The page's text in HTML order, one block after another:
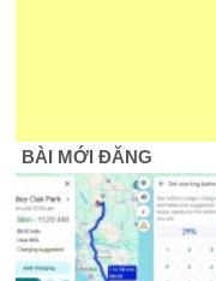
BÀI MỚI ĐĂNG